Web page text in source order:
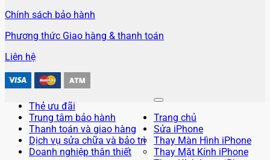
Chính sách bảo hành
Phương thức Giao hàng & thanh toán
Liên hệ
Thẻ ưu đãi
Trung tâm bảo hành
Thanh toán và giao hàng
Dịch vụ sửa chữa và bảo trì
Doanh nghiệp thân thiết
Trang chủ
Sửa iPhone
Thay Màn Hình iPhone
Thay Mặt Kính iPhone